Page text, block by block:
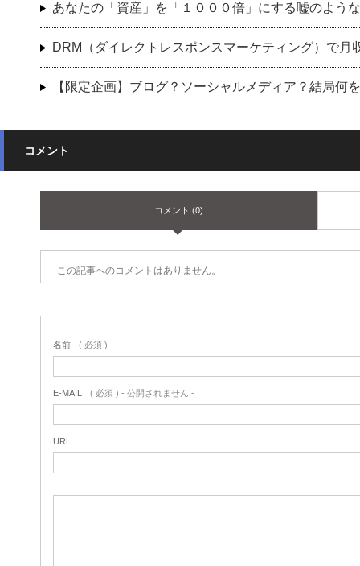
あなたの「資産」を「１０００倍」にする嘘のよう
DRM（ダイレクトレスポンスマーケティング）で
【限定企画】ブログ？ソーシャルメディア？結局
コメント
コメント (0)
この記事へのコメントはありません。
名前 ( 必須 )
E-MAIL ( 必須 ) - 公開されません -
URL